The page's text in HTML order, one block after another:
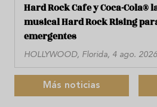
Hard Rock Cafe y Coca-Cola®
musical Hard Rock Rising
emergentes
HOLLYWOOD, Florida, 4 ago.
Más noticias